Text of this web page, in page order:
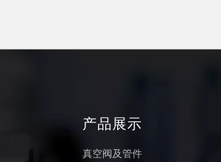
产品展示
真空阀及管件